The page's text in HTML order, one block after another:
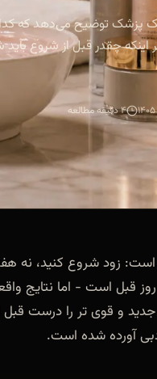
یک پزشک توضیح می‌دهد که
چقدر قبل از شروع
۴ دقیقه مطالعه
است: زود شروع کنید، نه
قبل است - اما نتایج
و قوی تر را درست قبل
آورده شده است.